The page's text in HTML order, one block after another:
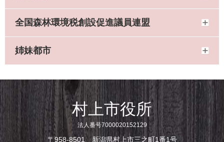
全国森林環境税創設促進議員連盟
姉妹都市
村上市役所
法人番号7000020152129
〒958-8501 新潟県村上市三之町1番1号